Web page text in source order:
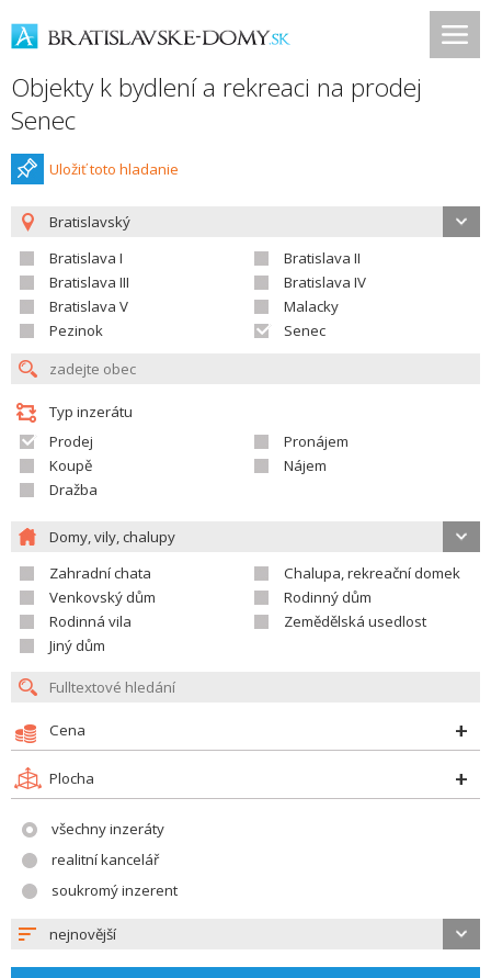
Objekty k bydlení a rekreaci na prodej
Senec
Uložiť toto hladanie
Bratislavský
Bratislava I
Bratislava II
Bratislava III
Bratislava IV
Bratislava V
Malacky
Pezinok
Senec
Typ inzerátu
Prodej
Pronájem
Koupě
Nájem
Dražba
Domy, vily, chalupy
Zahradní chata
Chalupa, rekreační domek
Venkovský dům
Rodinný dům
Rodinná vila
Zemědělská usedlost
Jiný dům
Cena
Plocha
všechny inzeráty
realitní kancelář
soukromý inzerent
nejnovější